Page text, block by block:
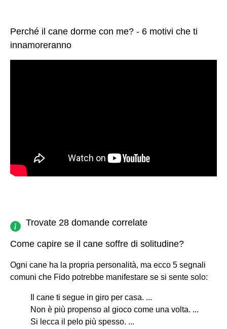
Perché il cane dorme con me? - 6 motivi che ti
innamoreranno
Trovate 28 domande correlate
Come capire se il cane soffre di solitudine?
Ogni cane ha la propria personalità, ma ecco 5 segnali
comuni che Fido potrebbe manifestare se si sente solo:
Il cane ti segue in giro per casa. ...
Non è più propenso al gioco come una volta. ...
Si lecca il pelo più spesso. ...